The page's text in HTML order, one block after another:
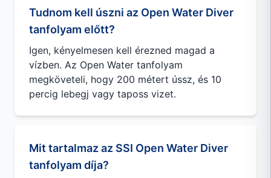
Tudnom kell úszni az Open Water Diver
tanfolyam előtt?
Igen, kényelmesen kell érezned magad a
vízben. Az Open Water tanfolyam
megköveteli, hogy 200 métert ússz, és 10
percig lebegj vagy taposs vizet.
Mit tartalmaz az SSI Open Water Diver
tanfolyam díja?